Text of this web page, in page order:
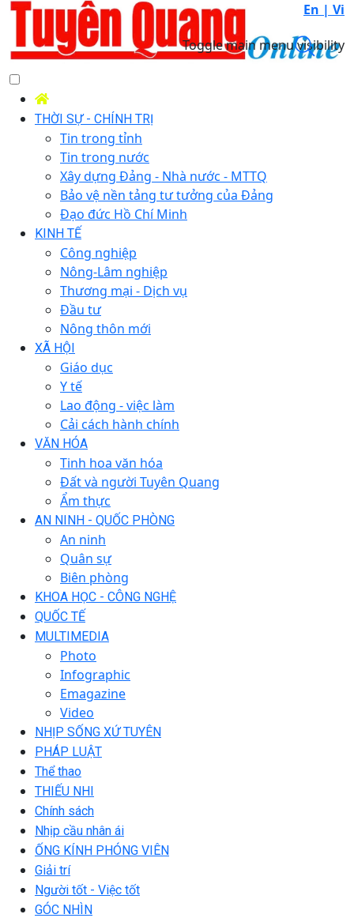
En | Vi
Toggle main menu visibility
THỜI SỰ - CHÍNH TRỊ
Tin trong tỉnh
Tin trong nước
Xây dựng Đảng - Nhà nước - MTTQ
Bảo vệ nền tảng tư tưởng của Đảng
Đạo đức Hồ Chí Minh
KINH TẾ
Công nghiệp
Nông-Lâm nghiệp
Thương mại - Dịch vụ
Đầu tư
Nông thôn mới
XÃ HỘI
Giáo dục
Y tế
Lao động - việc làm
Cải cách hành chính
VĂN HÓA
Tinh hoa văn hóa
Đất và người Tuyên Quang
Ẩm thực
AN NINH - QUỐC PHÒNG
An ninh
Quân sự
Biên phòng
KHOA HỌC - CÔNG NGHỆ
QUỐC TẾ
MULTIMEDIA
Photo
Infographic
Emagazine
Video
NHỊP SỐNG XỨ TUYÊN
PHÁP LUẬT
Thể thao
THIẾU NHI
Chính sách
Nhịp cầu nhân ái
ỐNG KÍNH PHÓNG VIÊN
Giải trí
Người tốt - Việc tốt
GÓC NHÌN